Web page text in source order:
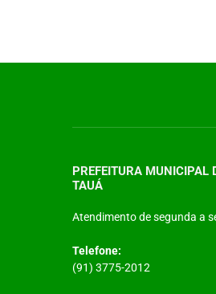
PREFEITURA MUNICIPAL
TAUÁ
Atendimento de segunda a
Telefone:
(91) 3775-2012